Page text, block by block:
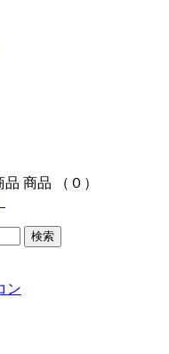
品 商品
（０）
ン